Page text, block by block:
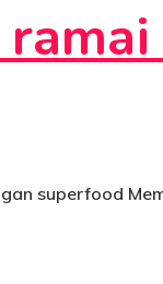
superfood